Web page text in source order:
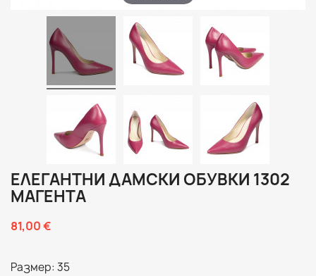
ЕЛЕГАНТНИ ДАМСКИ ОБУВКИ 1302
МАГЕНТА
81,00 €
Размер: 35